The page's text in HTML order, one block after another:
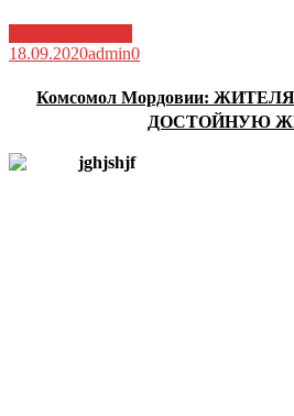
18.09.2020admin0
Комсомол Мордовии:
ДОСТОЙНУЮ